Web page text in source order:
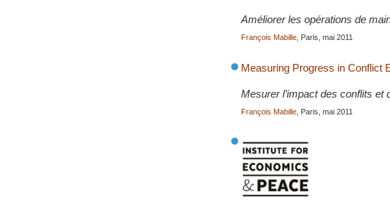
Améliorer les opérations de
François Mabille , Paris, mai 2011
Measuring Progress in Conflict
Mesurer l’impact des conflits et
François Mabille , Paris, mai 2011